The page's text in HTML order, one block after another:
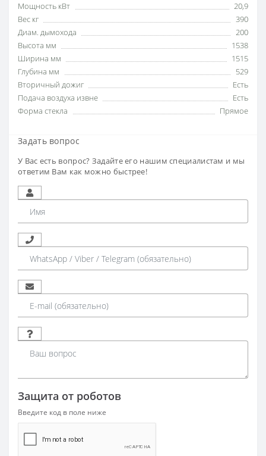
Мощность кВт
20,9
Вес кг
390
Диам. дымохода
200
Высота мм
1538
Ширина мм
1515
Глубина мм
529
Вторичный дожиг
Есть
Подача воздуха извне
Есть
Форма стекла
Прямое
Задать вопрос
У Вас есть вопрос? Задайте его нашим специалистам и мы
ответим Вам как можно быстрее!
Защита от роботов
Введите код в поле ниже